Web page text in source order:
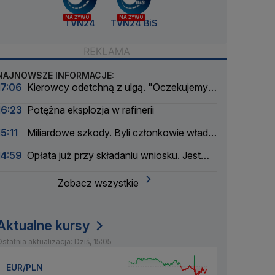
NA ŻYWO
TVN24
NA ŻYWO
TVN24 BiS
INFORMACJE:
Kierowcy odetchną z ulgą. "Oczekujemy
Potężna eksplozja w rafinerii
Miliardowe szkody. Byli członkowie władz
Opłata już przy składaniu wniosku. Jest
Zobacz wszystkie
kursy
aktualizacja: Dziś, 15:05
EUR/PLN